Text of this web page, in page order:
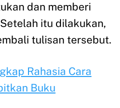
dan memberi
itu dilakukan,
tulisan tersebut.
Rahasia Cara
Buku